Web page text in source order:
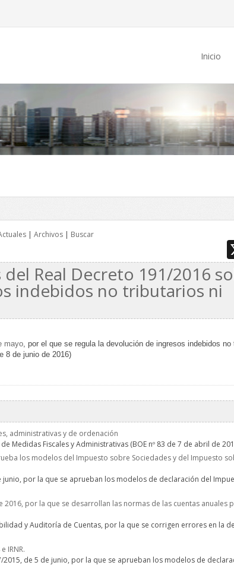
Inicio
| Archivos| Buscar
Real Decreto 191/2016
indebidos no tributarios ni
mayo, por el que se regula la devolución de ingresos indebidos no
8 de junio de 2016)
administrativas y de ordenación
Medidas Fiscales y Administrativas (BOE nº 83 de 7 de abril de
los modelos del Impuesto sobre Sociedades y del Impuesto
por la que se aprueban los modelos de declaración del
por la que se desarrollan las normas de las cuentas anuales
y Auditoría de Cuentas, por la que se corrigen errores en la
IRNR.
de 5 de junio, por la que se aprueban los modelos de